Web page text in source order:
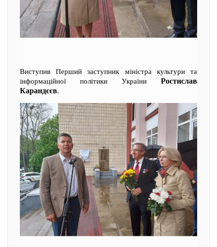
Виступив Перший заступник міністра культури та
інформаційної політики України Ростислав
Карандєєв.